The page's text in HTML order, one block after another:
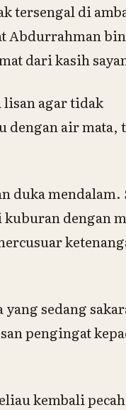
tersengal di
Abdurrahman bin
dari kasih
lisan agar tidak
dengan air mata,
duka mendalam.
dengan
sedang
pengingat
kembali